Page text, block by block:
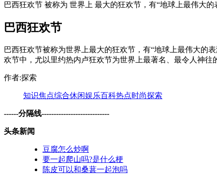
巴西狂欢节 被称为 世界上 最大的狂欢节，有“地球上最伟大
巴西狂欢节
巴西狂欢节被称为世界上最大的狂欢节，有“地球上最伟大的
欢节中，尤以里约热内卢狂欢节为世界上最著名、最令人神往
作者:探索
知识焦点综合休闲娱乐百科热点时尚探索
------分隔线----------------------------
头条新闻
豆腐怎么炒啊
要一起爬山吗?是什么梗
陈皮可以和桑葚一起泡吗